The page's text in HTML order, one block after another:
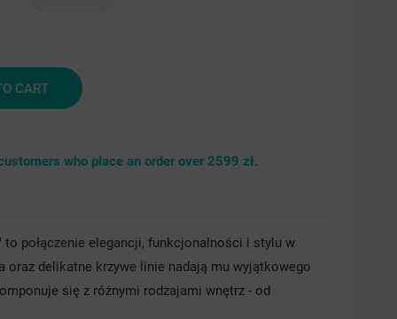
CART
who place an order over 2599 zł.
to połączenie elegancji, funkcjonalności i stylu w
oraz delikatne krzywe linie nadają mu wyjątkowego
się z różnymi rodzajami wnętrz - od